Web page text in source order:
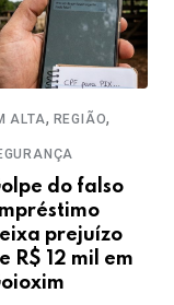
ALTA, REGIÃO,
do falso
prejuízo
R$ 12 mil em